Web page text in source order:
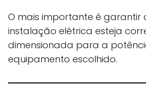
O mais importante é garantir
instalação elétrica esteja
dimensionada para a
equipamento escolhido.